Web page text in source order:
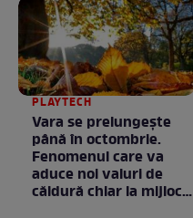
PLAYTECH
Vara se prelungeşte
până în octombrie.
Fenomenul care va
aduce noi valuri de
căldură chiar la mijlocul